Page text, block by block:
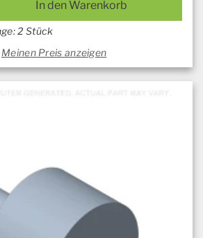
In den Warenkorb
2 Stück
Meinen Preis anzeigen